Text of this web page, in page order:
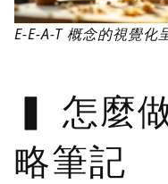
E-E-A-T 概念的視覺化
怎麼
略筆記